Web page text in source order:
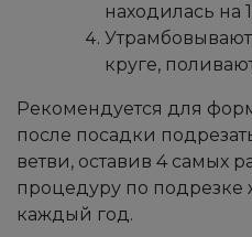
находилась на
круге,
Рекомендуется для
после посадки
ветви, оставив 4 самых
процедуру по подрезке
каждый год.